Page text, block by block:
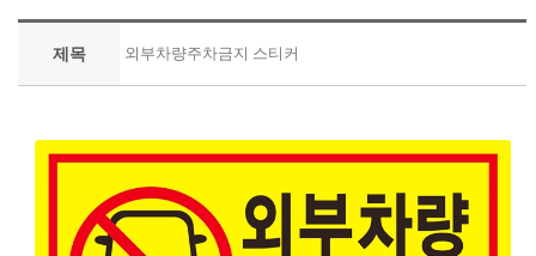
제목 외부차량주차금지 스티커